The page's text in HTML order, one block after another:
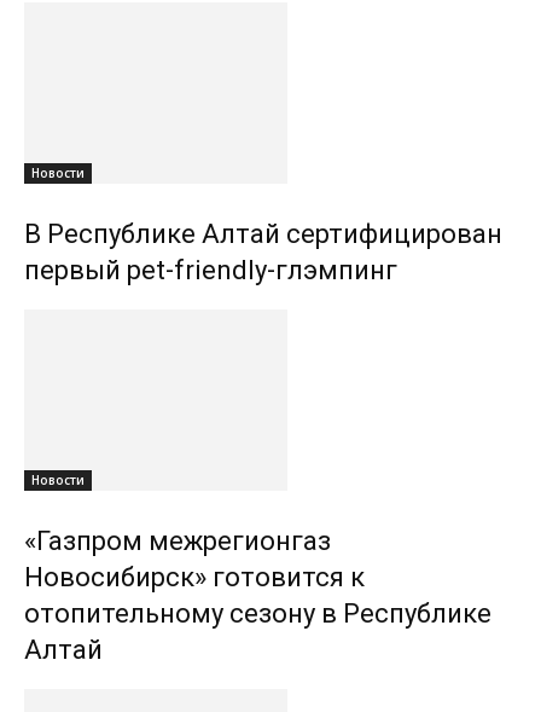
Новости
В Республике Алтай сертифицирован
первый pet-friendly-глэмпинг
Новости
«Газпром межрегионгаз
Новосибирск» готовится к
отопительному сезону в Республике
Алтай